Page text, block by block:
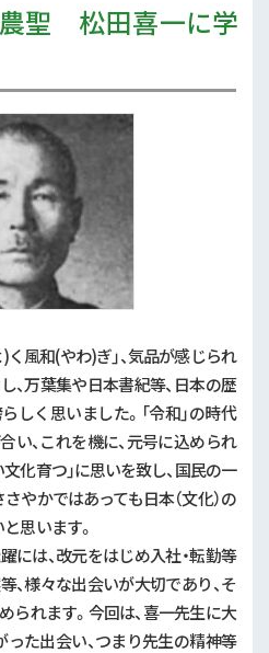
聖 松田喜一に学
く風和(やわ)ぎ」、気品が感じられ
、万葉集や日本書紀等、日本の歴
しく思いました。「令和」の時代
い、これを機に、元号に込められ
化育つ」に思いを致し、国民の一
やかではあっても日本（文化）の
思います。
には、改元をはじめ入社・転勤等
、様々な出会いが大切であり、そ
られます。今回は、喜一先生に大
った出会い、つまり先生の精神等